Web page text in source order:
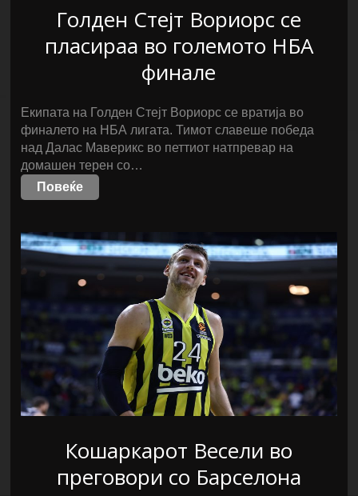
Голден Стејт Вориорс се
пласираа во големото НБА
финале
Екипата на Голден Стејт Вориорс се вратија во
финалето на НБА лигата. Тимот славеше победа
над Далас Маверикс во петтиот натпревар на
домашен терен со…
Повеќе
Кошаркарот Весели во
преговори со Барселона